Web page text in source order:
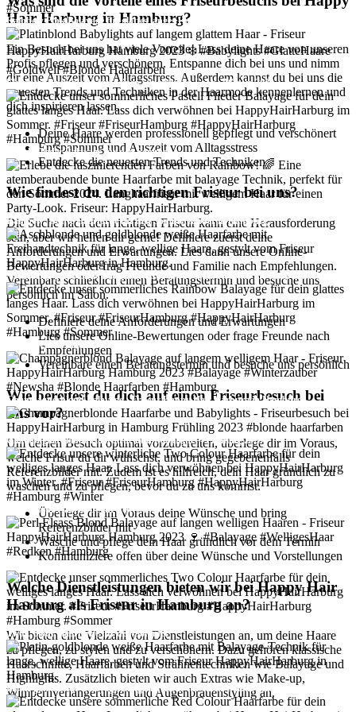
Rainbow Pink Balayage für glattes langes Haar - Sommer 2024
Elegantes Platinblond für deinen winterlichen Look - Winter 2022
Pastell Flieder Balayage für den Sommer
Rainbow: Bunte Haarfarbe für den Sommerzauber in Hamburg
Aschblond-goldblonde Langhaarfrisur mit Freihandtechnik für einen Galaabend
Rainbow Balayage für den Sommer
Champagnerblond Balayage - Friseur Happy Hair Harburg in Hamburg
Champagnerblonde Haarfarbe und Babylights - Frühling 2023
Two Colour Haarfarbe für den Winter
Two Colour Haarfarbe für den Sommer
Platin-goldblonde Balayage-Langhaarfrisur für einen Galaabend
Hair Harburg in Hamburg?
Ein Besuch bei uns hat viele Vorteile! Lass deine Haare von unseren
Profis pflegen und verschönern. Entspanne dich bei uns und nimm
dir eine Auszeit vom Alltagsstress. Außerdem kannst du bei uns die
neuesten Trends und Techniken in der Haarmode kennenlernen und
dich inspirieren lassen.
Deine Haare werden professionell gepflegt und verschönert
Entspannung und Auszeit vom Alltagsstress
Entdecke die neuesten Trends und Techniken
Wie findest du den richtigen Friseur bei uns?
Die Suche nach dem richtigen Friseur kann eine Herausforderung
sein, aber wir helfen dir gerne! Definiere zuerst deine
Anforderungen und Erwartungen. Lies dann unsere Online-
Bewertungen oder frag Freunde und Familie nach Empfehlungen.
Vereinbare schließlich einen Beratungstermin und besuche uns
persönlich im Salon.
Definiere deine Anforderungen und Erwartungen
Lies unsere Online-Bewertungen oder frage Freunde nach
Empfehlungen
Vereinbare einen Beratungstermin und besuche uns persönlich
Wie bereitest du dich auf einen Friseurbesuch bei
uns vor?
Um deinen Besuch optimal vorzubereiten, überlege dir im Voraus,
welche Frisur du dir wünschst, und bring gegebenenfalls
Referenzbilder mit. Zudem ist es hilfreich, dein Haar gründlich zu
waschen und zu pflegen, bevor du zu uns kommst.
Überlege dir im Voraus deine Wünsche und bring
Referenzbilder mit
Wasche und pflege dein Haar gründlich vor dem Termin
Kommuniziere offen über deine Wünsche und Vorstellungen
Welche Dienstleistungen bieten wir bei Happy Hair
Harburg als Friseur in Hamburg an?
Wir bieten eine Vielzahl von Dienstleistungen an, um deine Haare
zu pflegen, zu stylen und zu verschönern. Dazu gehören klassische
Haarschnitte, Haarfarben und Strähnentechniken wie Balayage und
Highlights. Zusätzlich bieten wir auch Extras wie Make-up,
Wimpernverlängerungen und Augenbrauenstyling an.